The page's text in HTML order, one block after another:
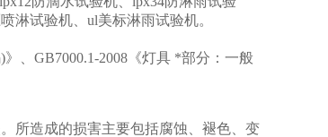
淋试验机、ul美标淋雨试验机。
》、GB7000.1-2008《灯具 *部分：一般
所造成的损害主要包括腐蚀、褪色、变